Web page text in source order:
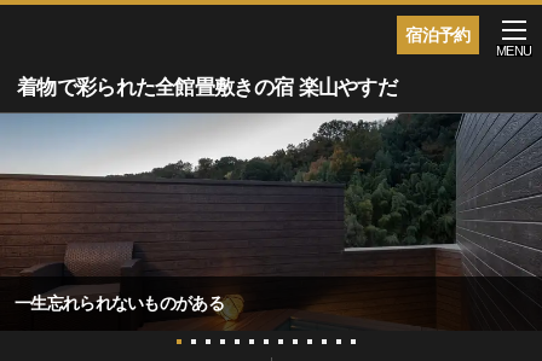
宿泊予約
着物で彩られた全館畳敷きの宿 楽山やすだ
MENU
一生忘れられないものがある